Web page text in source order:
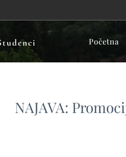
Početna
NAJAVA: